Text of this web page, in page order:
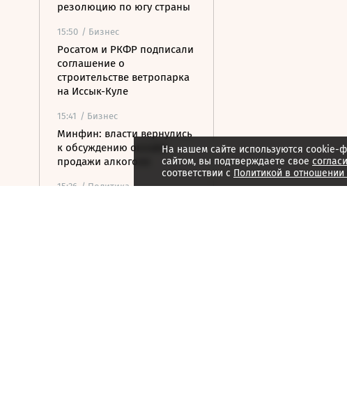
резолюцию по югу страны
15:50 / Бизнес
Росатом и РКФР подписали
соглашение о
строительстве ветропарка
на Иссык-Куле
15:41 / Бизнес
Минфин: власти вернулись
к обсуждению онлайн-
продажи алкоголя
15:36 / Политика
На нашем сайте используются cookie-
сайтом, вы подтверждаете свое
соответствии с Политикой в